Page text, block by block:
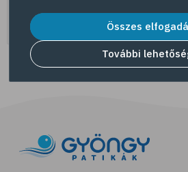
Összes
További